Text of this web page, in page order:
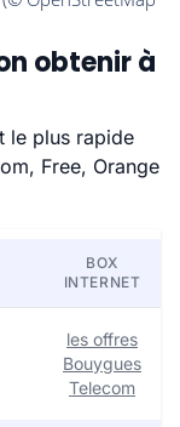
obtenir à
le plus rapide
Free, Orange
BOX
INTERNET
les offres
Bouygues
Telecom